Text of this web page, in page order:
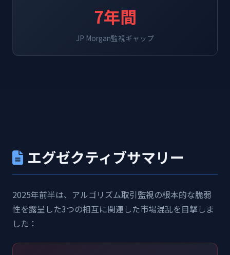
7年間
JP Morgan監視ギャップ
エグゼクティブサマリー
2025年前半は、アルゴリズム取引監視の根本的な脆弱
性を露呈した3つの相互に関連した市場混乱を目撃しま
した：